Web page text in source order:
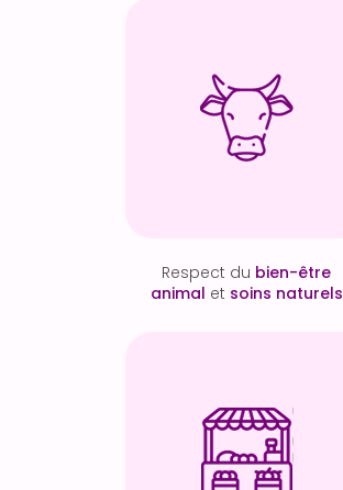
Respect du bien-être
animal et soins naturels